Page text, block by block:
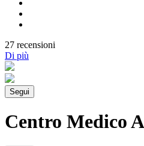
27 recensioni
Di più
Segui
Centro Medico